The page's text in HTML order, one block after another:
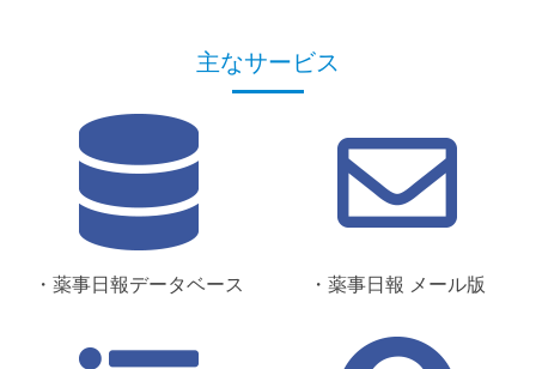
主なサービス
・薬事日報データベース ・薬事日報 メール版